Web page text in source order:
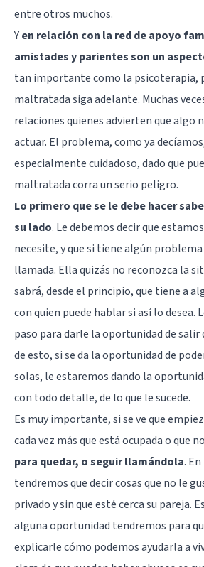
entre otros muchos.
Yen relación con la red de apoyo
amistades y parientes son un
tan importante como la psicoterapia,
maltratada siga adelante. Muchas
relaciones quienes advierten que algo
actuar. El problema, como ya
especialmente cuidadoso, dado que
maltratada corra un serio peligro.
Lo primero que se le debe hacer
su lado. Le debemos decir que
necesite, y que si tiene algún problema
llamada. Ella quizás no reconozca la
sabrá, desde el principio, que tiene a
con quien puede hablar si así lo desea.
paso para darle la oportunidad de salir
de esto, si se da la oportunidad de
solas, le estaremos dando la
con todo detalle, de lo que le sucede.
Es muy importante, si se ve que
cada vez más que está ocupada o que
para quedar, o seguir llamándola.
tendremos que decir cosas que no le
privado y sin que esté cerca su pareja.
alguna oportunidad tendremos para
explicarle cómo podemos ayudarla a